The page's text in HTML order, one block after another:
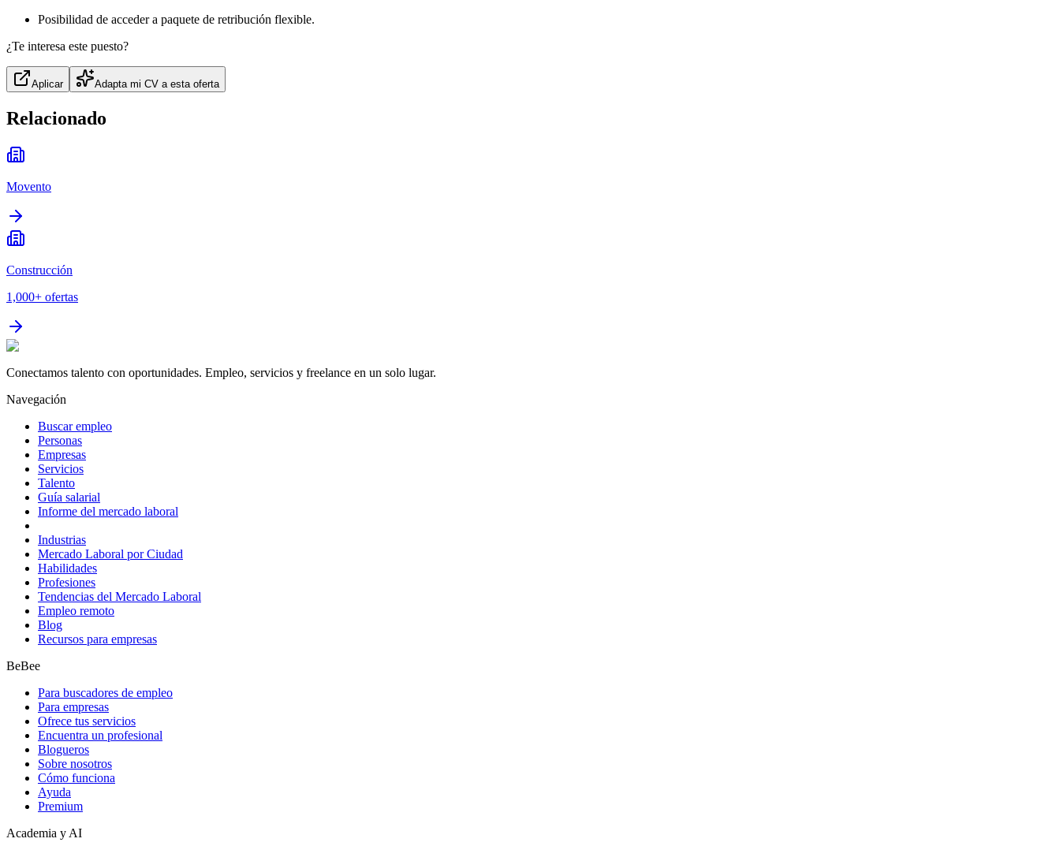
Posibilidad de acceder a paquete de retribución flexible.
¿Te interesa este puesto?
Aplicar Adapta mi CV a esta oferta
Relacionado
Movento
Construcción
1,000+ ofertas
Conectamos talento con oportunidades. Empleo, servicios y freelance en un solo lugar.
Navegación
Buscar empleo
Personas
Empresas
Servicios
Talento
Guía salarial
Informe del mercado laboral
Industrias
Mercado Laboral por Ciudad
Habilidades
Profesiones
Tendencias del Mercado Laboral
Empleo remoto
Blog
Recursos para empresas
BeBee
Para buscadores de empleo
Para empresas
Ofrece tus servicios
Encuentra un profesional
Blogueros
Sobre nosotros
Cómo funciona
Ayuda
Premium
Academia y AI